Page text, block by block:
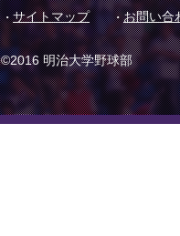
サイトマップ お問い合
©2016 明治大学野球部